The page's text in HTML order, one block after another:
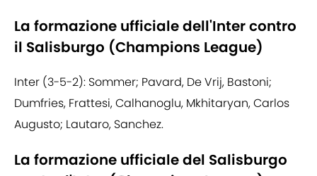
La formazione ufficiale dell'Inter contro
il Salisburgo (Champions League)
Inter (3-5-2): Sommer; Pavard, De Vrij, Bastoni;
Dumfries, Frattesi, Calhanoglu, Mkhitaryan, Carlos
Augusto; Lautaro, Sanchez.
La formazione ufficiale del Salisburgo